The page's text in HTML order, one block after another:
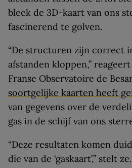
bleek de 3D-kaart van ons
fascinerend te golven.
“De structuren zijn correct
afstanden kloppen,” reageert
Franse Observatoire de
soortgelijke kaarten heeft
van gegevens over de
gas in de schijf van ons
“Deze resultaten komen
die van de ‘gaskaart’,” stelt ze.